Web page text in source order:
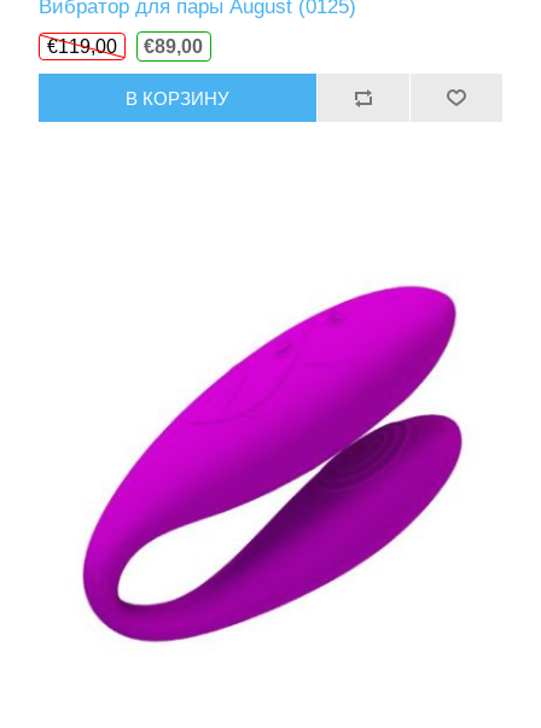
Вибратор для пары August (0125)
€119,00 €89,00
В КОРЗИНУ